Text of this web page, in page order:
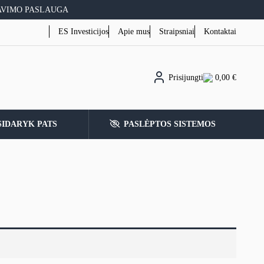
PASLAUGA
ES Investicijos Apie mus Straipsniai Kontaktai
Prisijungti 0,00 €
PATS PASLĖPTOS SISTEMOS